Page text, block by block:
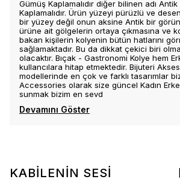
Gümüş Kaplamalıdır diğer bilinen adı
Kaplamalıdır. Ürün yüzeyi pürüzlü ve
bir yüzey değil onun aksine Antik bir
ürüne ait gölgelerin ortaya çıkmasına ve
bakan kişilerin kolyenin bütün hatlarını
sağlamaktadır. Bu da dikkat çekici biri
olacaktır. Bıçak - Gastronomi Kolye hem
kullancılara hitap etmektedir. Bijuteri
modellerinde en çok ve farklı tasarımlar
Accessories olarak size güncel Kadın
sunmak bizim en sevd
Devamını Göster
KABİLENİN SESİ